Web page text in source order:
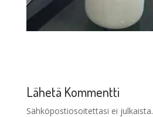
Lähetä Kommentti
Sähköpostiosoitettasi ei julkaista.